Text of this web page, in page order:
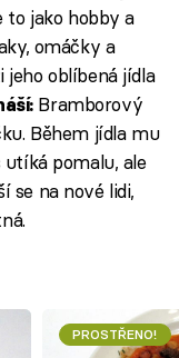
to jako hobby a
omáčky a
jeho oblíbená jídla
Bramborový
Během jídla mu
utíká pomalu, ale
se na nové lidi,
PROSTŘENO!